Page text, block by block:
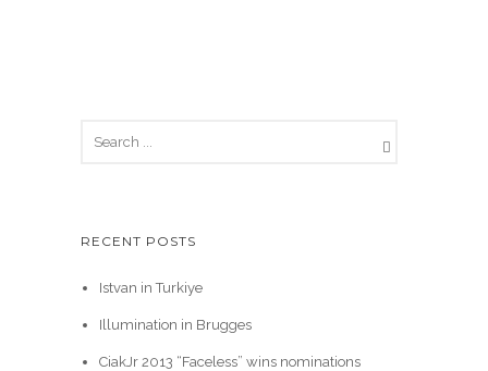
RECENT POSTS
Istvan in Turkiye
Illumination in Brugges
CiakJr 2013 “Faceless” wins nominations